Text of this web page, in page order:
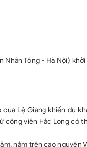
Quà tặng:
Vé tham
Bảo hiểm
24h/24h, mức
hiểm du lịch
NDT/người/
GIÁ TOUR
Chi phí làm
Chi phí cá
Nhân Tông - Hà Nội) khởi
Lệ Giang khiến du
công viên Hắc Long có
nằm trên cao nguyên